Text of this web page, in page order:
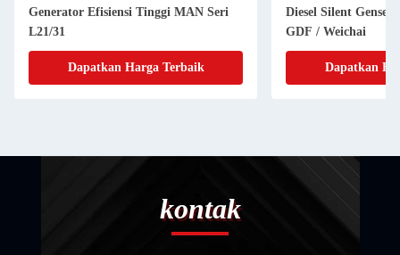
Generator Efisiensi Tinggi MAN Seri
L21/31
Dapatkan Harga Terbaik
Diesel Silent Genset
GDF / Weichai
Dapatkan
kontak